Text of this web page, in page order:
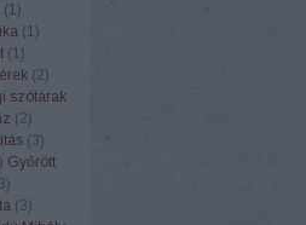
(1)
(1)
(1)
(2)
szótárak
(2)
(3)
) Győrött
)
(3)